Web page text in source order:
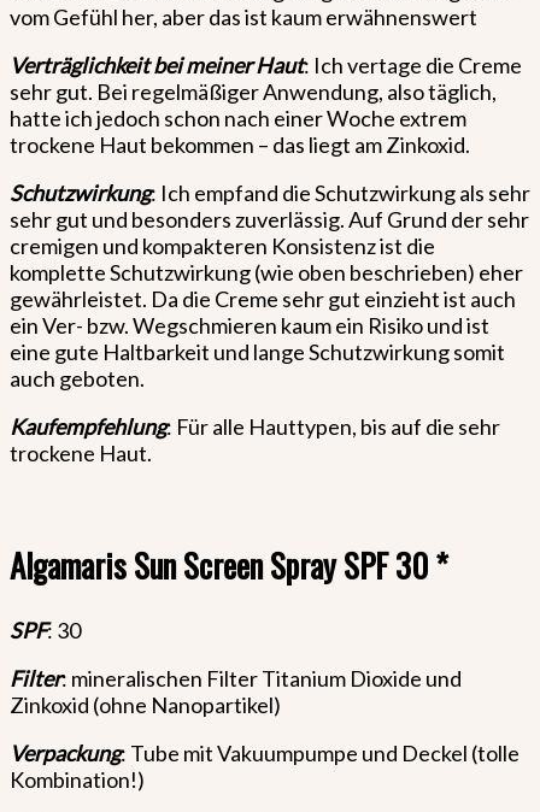
vom Gefühl her, aber das ist kaum erwähnenswert
Verträglichkeit bei meiner Haut: Ich vertage die Creme
sehr gut. Bei regelmäßiger Anwendung, also täglich,
hatte ich jedoch schon nach einer Woche extrem
trockene Haut bekommen – das liegt am Zinkoxid.
Schutzwirkung: Ich empfand die Schutzwirkung als sehr
sehr gut und besonders zuverlässig. Auf Grund der sehr
cremigen und kompakteren Konsistenz ist die
komplette Schutzwirkung (wie oben beschrieben) eher
gewährleistet. Da die Creme sehr gut einzieht ist auch
ein Ver- bzw. Wegschmieren kaum ein Risiko und ist
eine gute Haltbarkeit und lange Schutzwirkung somit
auch geboten.
Kaufempfehlung: Für alle Hauttypen, bis auf die sehr
trockene Haut.
Algamaris Sun Screen Spray SPF 30 *
SPF: 30
Filter: mineralischen Filter Titanium Dioxide und
Zinkoxid (ohne Nanopartikel)
Verpackung: Tube mit Vakuumpumpe und Deckel (tolle
Kombination!)